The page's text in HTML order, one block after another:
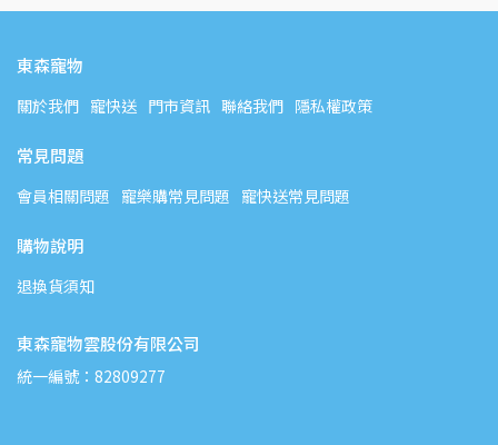
東森寵物
關於我們 寵快送 門市資訊 聯絡我們 隱私權政策
常見問題
會員相關問題 寵樂購常見問題 寵快送常見問題
購物說明
退換貨須知
東森寵物雲股份有限公司
統一編號：82809277